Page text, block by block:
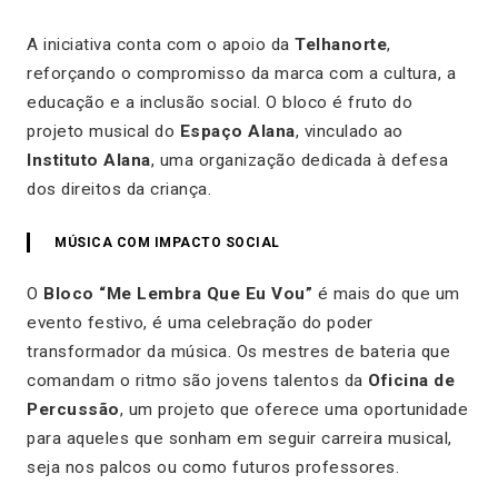
A iniciativa conta com o apoio da Telhanorte,
reforçando o compromisso da marca com a cultura, a
educação e a inclusão social. O bloco é fruto do
projeto musical do Espaço Alana, vinculado ao
Instituto Alana, uma organização dedicada à defesa
dos direitos da criança.
MÚSICA COM IMPACTO SOCIAL
O Bloco “Me Lembra Que Eu Vou” é mais do que um
evento festivo, é uma celebração do poder
transformador da música. Os mestres de bateria que
comandam o ritmo são jovens talentos da Oficina de
Percussão, um projeto que oferece uma oportunidade
para aqueles que sonham em seguir carreira musical,
seja nos palcos ou como futuros professores.